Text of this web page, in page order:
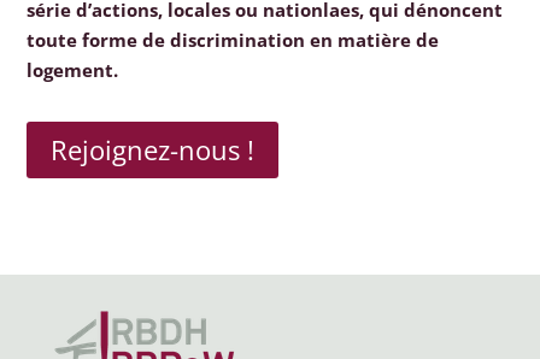
série d’actions, locales ou nationlaes, qui dénoncent
toute forme de discrimination en matière de
logement.
Rejoignez-nous !